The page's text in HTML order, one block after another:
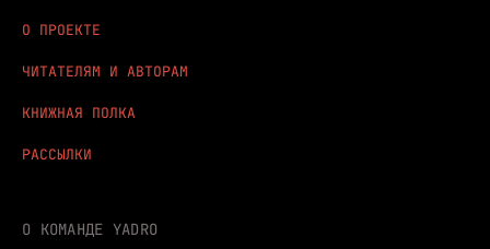
О ПРОЕКТЕ
ЧИТАТЕЛЯМ И АВТОРАМ
КНИЖНАЯ ПОЛКА
РАССЫЛКИ
О КОМАНДЕ YADRO